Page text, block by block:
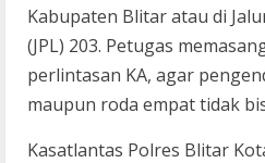
Kabupaten Blitar atau di
(JPL) 203. Petugas
perlintasan KA, agar
maupun roda empat tidak
Kasatlantas Polres Blitar